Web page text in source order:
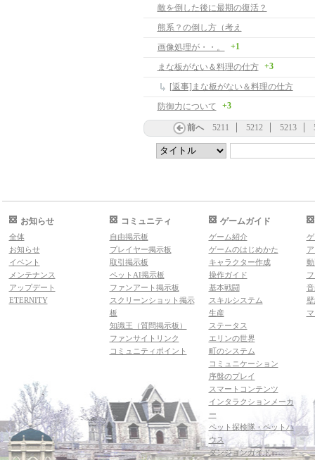
敵を倒した後に最期の復活？
熊系？の倒し方（考え
画像処理が・・。
+1
まな板がない＆料理の仕方 +3
[返事]まな板がない＆料理の仕方
防御力について
+3
前へ 5211 5212 5213
お知らせ
全体
お知らせ
イベント
メンテナンス
アップデート
ETERNITY
コミュニティ
自由掲示板
プレイヤー掲示板
取引掲示板
ペットAI掲示板
ファンアート掲示板
スクリーンショット掲示
板
知識王（質問掲示板）
ファンサイトリンク
コミュニティポイント
ゲームガイド
ゲーム紹介
ゲームのはじめかた
キャラクター作成
操作ガイド
基本戦闘
スキルシステム
生産
ステータス
エリンの世界
町のシステム
コミュニケーション
序盤のプレイ
スマートコンテンツ
インタラクションメーカ
ー
ペット探検隊・ペットハ
ウス
ダンジョンガイド